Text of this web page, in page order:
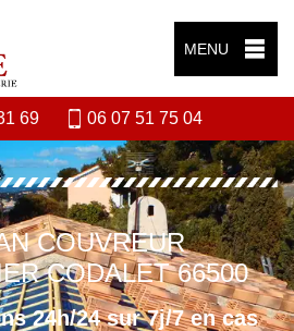
MENU
69 06 07 51 75 04
COUVREUR
CODALET 66500
24h/24 sur 7j/7 en cas